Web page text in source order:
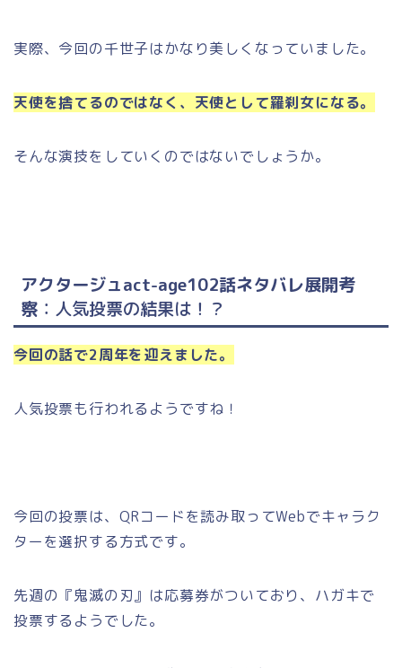
実際、今回の千世子はかなり美しくなっていました。
天使を捨てるのではなく、天使として羅刹女になる。
そんな演技をしていくのではないでしょうか。
アクタージュact-age102話ネタバレ展開考
察 ：人気投票の結果は！？
今回の話で2周年を迎えました。
人気投票も行われるようですね！
今回の投票は、QRコードを読み取ってWebでキャラク
ターを選択する方式です。
先週の『鬼滅の刃』は応募券がついており、ハガキで
投票するようでした。